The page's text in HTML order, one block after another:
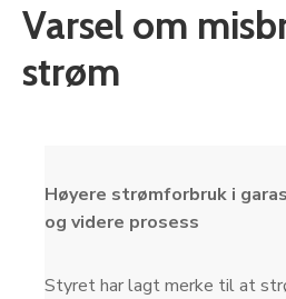
Varsel om
strøm
Høyere strømforbruk i
og videre prosess
Styret har lagt merke til at